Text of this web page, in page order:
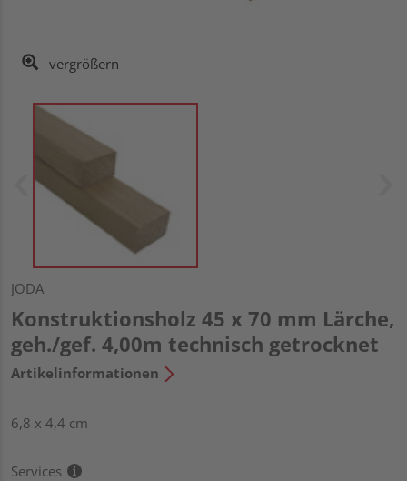
vergrößern
JODA
Konstruktionsholz 45 x 70 mm Lärche,
geh./gef. 4,00m technisch getrocknet
Artikelinformationen
6,8 x 4,4 cm
Services